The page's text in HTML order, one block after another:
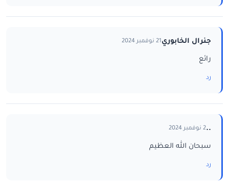
جنرال الخابوري21 نوفمبر 2024
رائع
رد
..2 نوفمبر 2024
سبحان الله العظيم
رد